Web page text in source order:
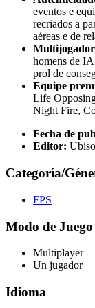
eventos e
recriados a
aéreas e de
homens de
prol de
Equipe
Life
Night Fire,
Fecha de
Editor:
Categoría/
FPS
Modo de Juego
Multiplayer
Un jugador
Idioma